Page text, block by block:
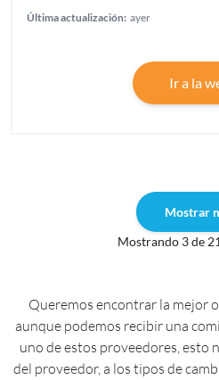
Última actualización: ayer
Ir a la
Mostrar
Mostrando 3 de
Queremos encontrar la mejor
aunque podemos recibir una
uno de estos proveedores, esto
del proveedor, a los tipos de